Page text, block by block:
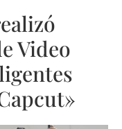
Video